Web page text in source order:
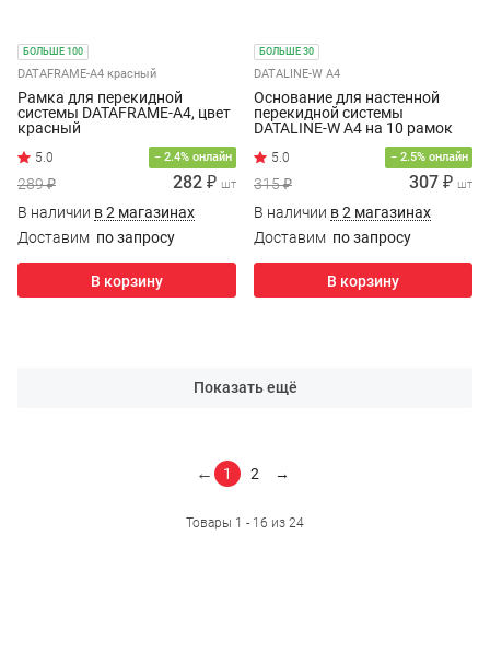
БОЛЬШЕ 100
DATAFRAME-A4 красный
Рамка для перекидной
системы DATAFRAME-A4, цвет
красный
− 2.4% онлайн
289 ₽ 282 ₽ шт
В наличии в 2 магазинах
Доставим по запросу
В корзину
БОЛЬШЕ 30
DATALINE-W A4
Основание для настенной
перекидной системы
DATALINE-W A4 на 10 рамок
− 2.5% онлайн
315 ₽ 307 ₽ шт
В наличии в 2 магазинах
Доставим по запросу
В корзину
Показать ещё
Товары 1 - 16 из 24
← 1 2 →